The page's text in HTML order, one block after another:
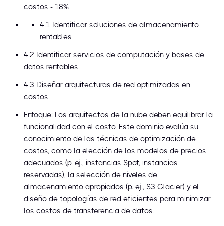
costos - 18%
4.1 Identificar soluciones de almacenamiento
rentables
4.2 Identificar servicios de computación y bases de
datos rentables
4.3 Diseñar arquitecturas de red optimizadas en
costos
Enfoque: Los arquitectos de la nube deben equilibrar la
funcionalidad con el costo. Este dominio evalúa su
conocimiento de las técnicas de optimización de
costos, como la elección de los modelos de precios
adecuados (p. ej., instancias Spot, instancias
reservadas), la selección de niveles de
almacenamiento apropiados (p. ej., S3 Glacier) y el
diseño de topologías de red eficientes para minimizar
los costos de transferencia de datos.